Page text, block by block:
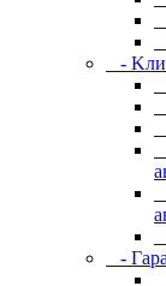
-
-